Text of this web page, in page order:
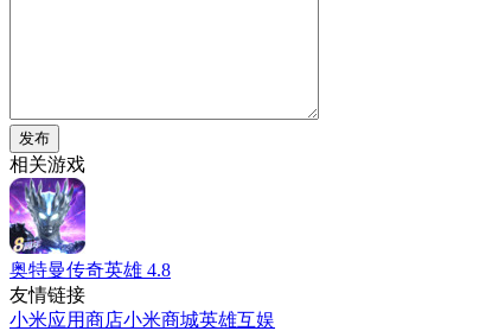
发布
相关游戏
奥特曼传奇英雄 4.8
友情链接
小米应用商店小米商城英雄互娱